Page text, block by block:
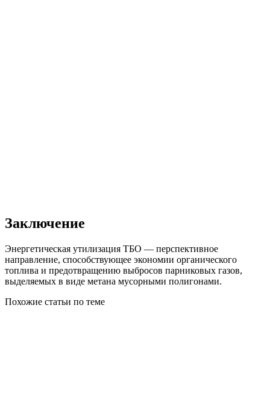
Заключение
Энергетическая утилизация ТБО — перспективное
направление, способствующее экономии органического
топлива и предотвращению выбросов парниковых газов,
выделяемых в виде метана мусорными полигонами.
Похожие статьи по теме